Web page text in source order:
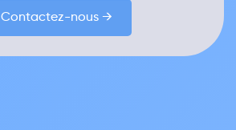
Contactez-nous →